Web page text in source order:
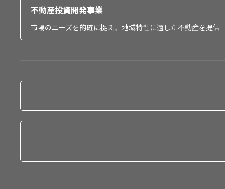
不動産投資開発事業
市場のニーズを的確に捉え、地域特性に適した不動産を提供